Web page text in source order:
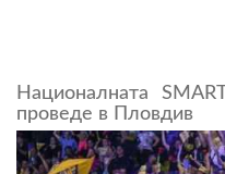
Националната
проведе в Пловдив